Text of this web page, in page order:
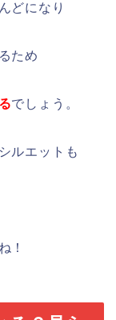
どになり
ため
でしょう。
ルエットも
！